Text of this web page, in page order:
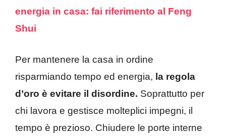
energia in casa: fai riferimento al Feng
Shui
Per mantenere la casa in ordine
risparmiando tempo ed energia, la regola
d’oro è evitare il disordine. Soprattutto per
chi lavora e gestisce molteplici impegni, il
tempo è prezioso. Chiudere le porte interne